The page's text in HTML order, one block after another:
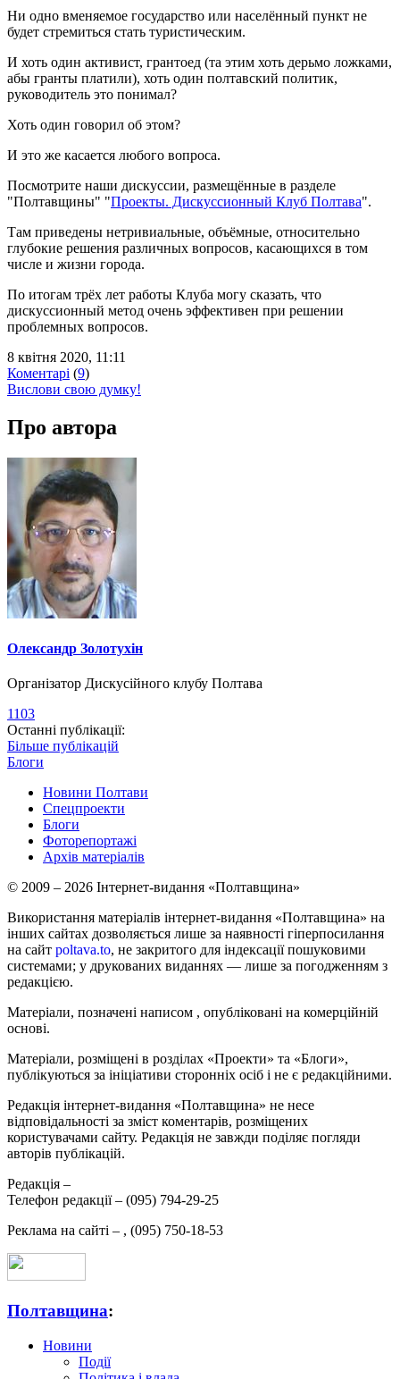
Ни одно вменяемое государство или населённый пункт не
будет стремиться стать туристическим.
И хоть один активист, грантоед (та этим хоть дерьмо ложками,
абы гранты платили), хоть один полтавский политик,
руководитель это понимал?
Хоть один говорил об этом?
И это же касается любого вопроса.
Посмотрите наши дискуссии, размещённые в разделе
"Полтавщины" "Проекты. Дискуссионный Клуб Полтава".
Там приведены нетривиальные, объёмные, относительно
глубокие решения различных вопросов, касающихся в том
числе и жизни города.
По итогам трёх лет работы Клуба могу сказать, что
дискуссионный метод очень эффективен при решении
проблемных вопросов.
8 квітня 2020, 11:11
Коментарі (9)
Вислови свою думку!
Про автора
Олександр Золотухін
Організатор Дискусійного клубу Полтава
1103
Останні публікації:
Більше публікацій
Блоги
Новини Полтави
Спецпроекти
Блоги
Фоторепортажі
Архів матеріалів
© 2009 – 2026 Інтернет-видання «Полтавщина»
Використання матеріалів інтернет-видання «Полтавщина» на
інших сайтах дозволяється лише за наявності гіперпосилання
на сайт poltava.to, не закритого для індексації пошуковими
системами; у друкованих виданнях — лише за погодженням з
редакцією.
Матеріали, позначені написом , опубліковані на комерційній
основі.
Матеріали, розміщені в розділах «Проекти» та «Блоги»,
публікуються за ініціативи сторонніх осіб і не є редакційними.
Редакція інтернет-видання «Полтавщина» не несе
відповідальності за зміст коментарів, розміщених
користувачами сайту. Редакція не завжди поділяє погляди
авторів публікацій.
Редакція –
Телефон редакції – (095) 794-29-25
Реклама на сайті – , (095) 750-18-53
Полтавщина:
Новини
Події